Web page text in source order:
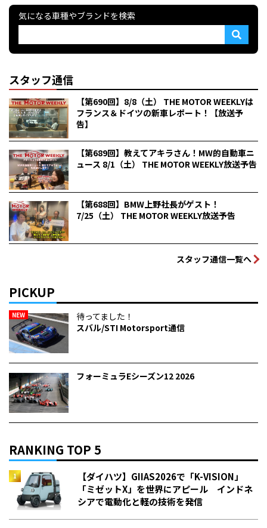
気になる車種やブランドを検索
スタッフ通信
【第690回】8/8（土） THE MOTOR WEEKLYは
フランス＆ドイツの新車レポート！【放送予
告】
【第689回】教えてアキラさん！MW的自動車ニ
ュース 8/1（土） THE MOTOR WEEKLY放送予告
【第688回】BMW上野社長がゲスト！
7/25（土） THE MOTOR WEEKLY放送予告
スタッフ通信一覧へ
PICKUP
NEW
待ってました！
スバル/STI Motorsport通信
フォーミュラEシーズン12 2026
RANKING TOP 5
【ダイハツ】GIIAS2026で「K-VISION」
「ミゼットX」を世界にアピール インドネ
シアで電動化と軽の技術を発信